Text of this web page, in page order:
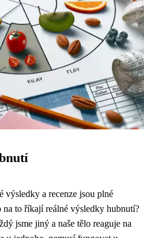
výsledky a recenze jsou plné
na to říkají reálné výsledky hubnutí?
jsme jiný a naše tělo reaguje na